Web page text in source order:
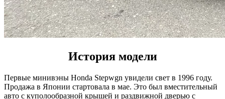
История модели
Первые минивэны Honda Stepwgn увидели свет в 1996 году.
Продажа в Японии стартовала в мае. Это был вместительный
авто с куполообразной крышей и раздвижной дверью с